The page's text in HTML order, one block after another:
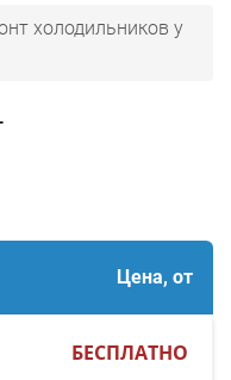
холодильников у
Цена, от
БЕСПЛАТНО